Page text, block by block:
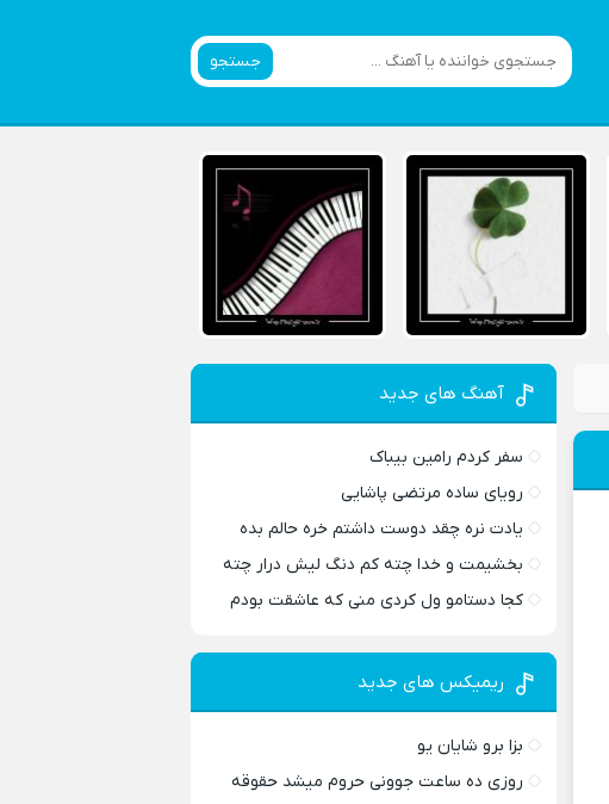
جستجو
آهنگ های جدید
سفر کردم رامین بیباک
رویای ساده مرتضی پاشایی
یادت نره چقد دوست داشتم خره حالم بده
بخشیمت و خدا چته کم دنگ لیش درار چته
کجا دستامو ول کردی منی که عاشقت بودم
ریمیکس های جدید
بزا برو شایان یو
روزی ده ساعت جوونی حروم میشد حقوقه